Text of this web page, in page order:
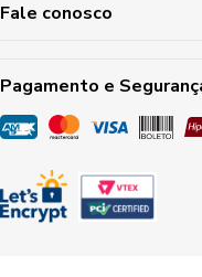
Fale conosco
Pagamento e